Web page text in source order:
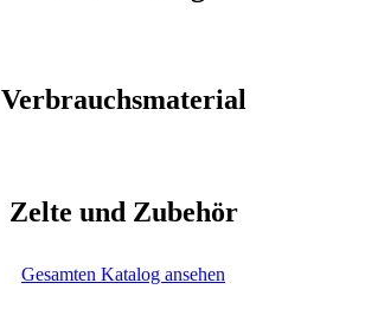
Verbrauchsmaterial
Zelte und Zubehör
Gesamten Katalog ansehen